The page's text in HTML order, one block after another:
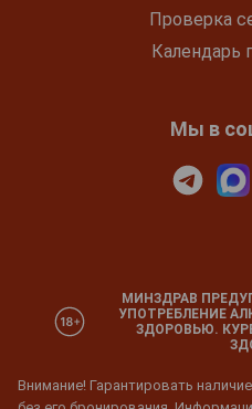
Проверка
Календарь
Мы в
МИНЗДРАВ
УПОТРЕБЛЕНИЕ
ЗДОРОВЬЮ.
Внимание! Гарантировать